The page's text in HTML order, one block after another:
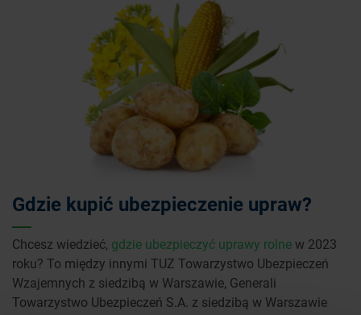
Gdzie kupić ubezpieczenie upraw?
Chcesz wiedzieć, gdzie ubezpieczyć uprawy rolnew 2023
roku? To między innymi TUZ Towarzystwo Ubezpieczeń
Wzajemnych z siedzibą w Warszawie, Generali
Towarzystwo Ubezpieczeń S.A. z siedzibą w Warszawie